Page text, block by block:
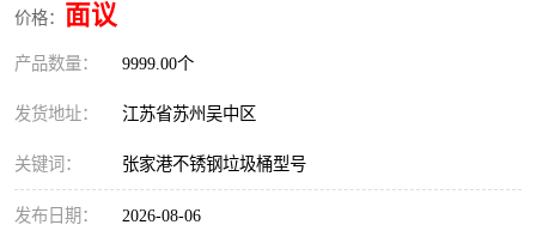
价格： 面议
产品数量： 9999.00个
发货地址： 江苏省苏州吴中区
关键词： 张家港不锈钢垃圾桶型号
发布日期： 2026-08-06